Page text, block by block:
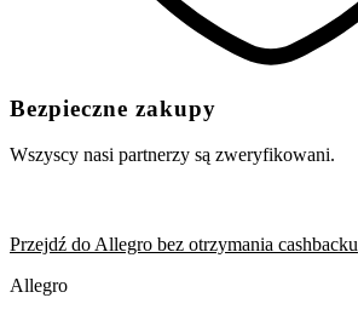
Bezpieczne zakupy
Wszyscy nasi partnerzy są zweryfikowani.
Przejdź do Allegro bez otrzymania cashbacku
Allegro